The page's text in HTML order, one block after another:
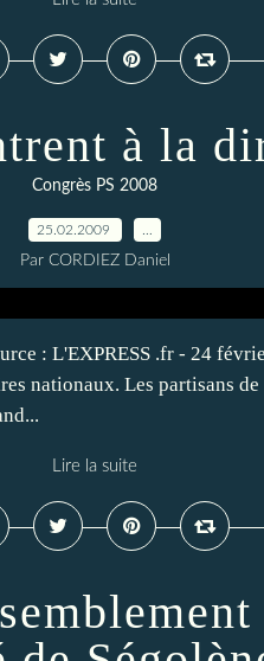
à la
Congrès PS 2008
25.02.2009
Par CORDIEZ Daniel
: L'EXPRESS .fr - 24
nationaux. Les partisans
Lire la suite